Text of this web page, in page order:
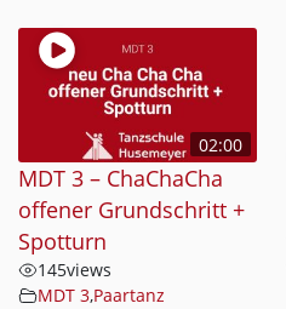
02:00
MDT 3 – ChaChaCha
offener Grundschritt +
Spotturn
145views
MDT 3,Paartanz